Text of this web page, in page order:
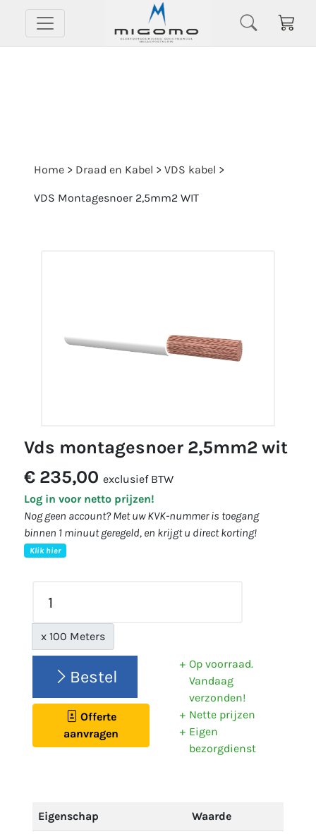
Home > Draad en Kabel > VDS kabel >
VDS Montagesnoer 2,5mm2 WIT
vds montagesnoer 2,5mm2 wit
€ 235,00 exclusief BTW
Log in voor netto prijzen!
Nog geen account? Met uw KVK-nummer is toegang
binnen 1 minuut geregeld, en krijgt u direct korting!
Klik hier
x 100 Meters
Bestel
Offerte
aanvragen
Op voorraad.
Vandaag
verzonden!
Nette prijzen
Eigen
bezorgdienst
Eigenschap Waarde